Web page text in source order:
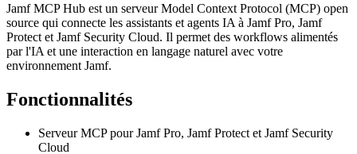
Jamf MCP Hub est un serveur Model Context Protocol (MCP) open
source qui connecte les assistants et agents IA à Jamf Pro, Jamf
Protect et Jamf Security Cloud. Il permet des workflows alimentés
par l'IA et une interaction en langage naturel avec votre
environnement Jamf.
Fonctionnalités
Serveur MCP pour Jamf Pro, Jamf Protect et Jamf Security
Cloud